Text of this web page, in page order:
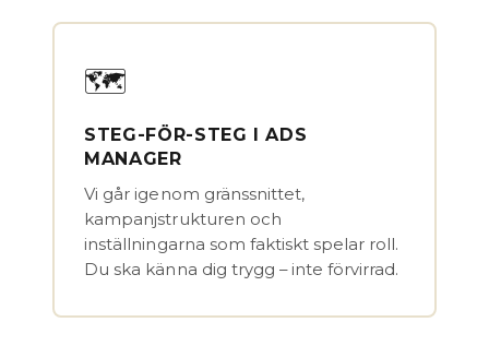
🗺️
STEG-FÖR-STEG I ADS
MANAGER
Vi går igenom gränssnittet,
kampanjstrukturen och
inställningarna som faktiskt spelar roll.
Du ska känna dig trygg – inte förvirrad.